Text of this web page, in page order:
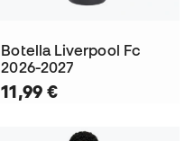
Botella Liverpool Fc
2026-2027
11,99 €